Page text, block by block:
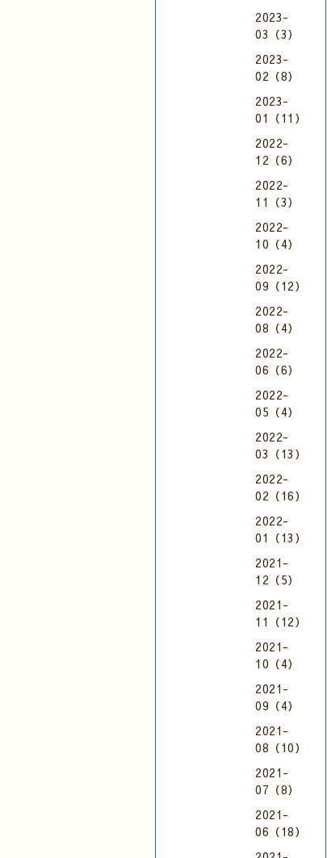
2023-
03（3）
2023-
02（8）
2023-
01（11）
2022-
12（6）
2022-
11（3）
2022-
10（4）
2022-
09（12）
2022-
08（4）
2022-
06（6）
2022-
05（4）
2022-
03（13）
2022-
02（16）
2022-
01（13）
2021-
12（5）
2021-
11（12）
2021-
10（4）
2021-
09（4）
2021-
08（10）
2021-
07（8）
2021-
06（18）